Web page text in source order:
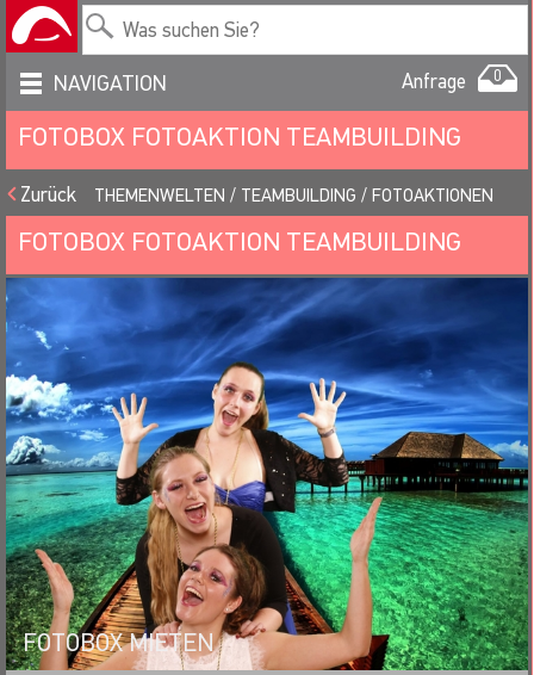
NAVIGATION Anfrage 0
FOTOBOX FOTOAKTION TEAMBUILDING
Zurück THEMENWELTEN TEAMBUILDING FOTOAKTIONEN
FOTOBOX FOTOAKTION TEAMBUILDING
FOTOBOX MIETEN